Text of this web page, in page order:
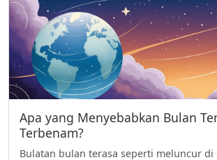
Apa yang Menyebabkan Bulan
Terbenam?
Bulatan bulan terasa seperti meluncur